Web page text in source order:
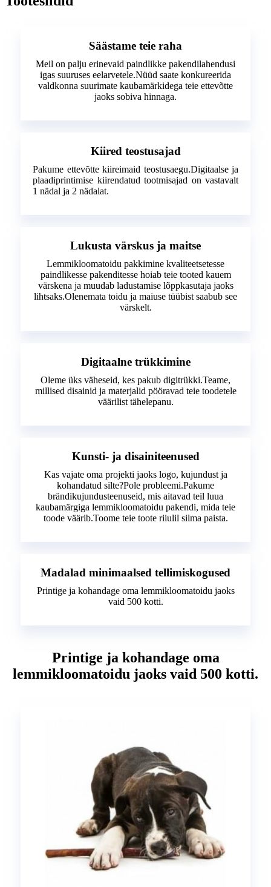
Säästame teie raha
Meil on palju erinevaid paindlikke pakendilahendusi
igas suuruses eelarvetele.Nüüd saate konkureerida
valdkonna suurimate kaubamärkidega teie ettevõtte
jaoks sobiva hinnaga.
Kiired teostusajad
Pakume ettevõtte kiireimaid teostusaegu.Digitaalse ja
plaadiprintimise kiirendatud tootmisajad on vastavalt
1 nädal ja 2 nädalat.
Lukusta värskus ja maitse
Lemmikloomatoidu pakkimine kvaliteetsetesse
paindlikesse pakenditesse hoiab teie tooted kauem
värskena ja muudab ladustamise lõppkasutaja jaoks
lihtsaks.Olenemata toidu ja maiuse tüübist saabub see
värskelt.
Digitaalne trükkimine
Oleme üks väheseid, kes pakub digitrükki.Teame,
millised disainid ja materjalid pööravad teie toodetele
väärilist tähelepanu.
Kunsti- ja disainiteenused
Kas vajate oma projekti jaoks logo, kujundust ja
kohandatud silte?Pole probleemi.Pakume
brändikujundusteenuseid, mis aitavad teil luua
kaubamärgiga lemmikloomatoidu pakendi, mida teie
toode väärib.Toome teie toote riiulil silma paista.
Madalad minimaalsed tellimiskogused
Printige ja kohandage oma lemmikloomatoidu jaoks
vaid 500 kotti.
Printige ja kohandage oma
lemmikloomatoidu jaoks vaid 500 kotti.